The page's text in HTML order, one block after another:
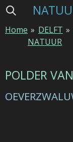
Ga
naar
Home » DELFT
NATUUR
»
POLDER